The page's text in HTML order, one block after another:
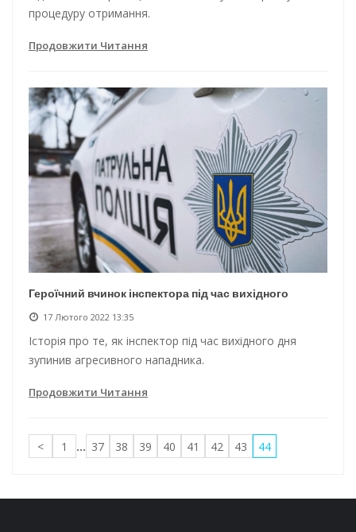
процедуру отримання.
Продовжити Читання
Героїчний вчинок інспектора під час вихідного
17 Лютого 2022 13:35
Історія про те, як інспектор під час вихідного дня
зупинив агресивного нападника.
Продовжити Читання
< 1 ... 37 38 39 40 41 42 43 44